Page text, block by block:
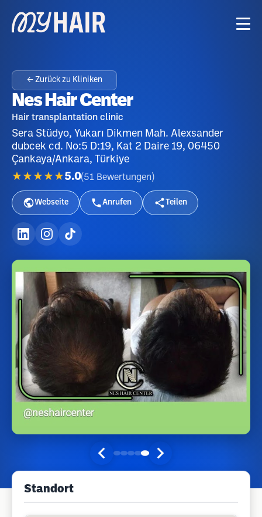
← Zurück zu Kliniken
Nes Hair Center
Hair transplantation clinic
Sera Stüdyo, Yukarı Dikmen Mah. Alexsander
dubcek cd. No:5 D:19, Kat 2 Daire 19, 06450
Çankaya/Ankara, Türkiye
★★★★★5.0(51 Bewertungen )
Webseite Anrufen Teilen
Standort